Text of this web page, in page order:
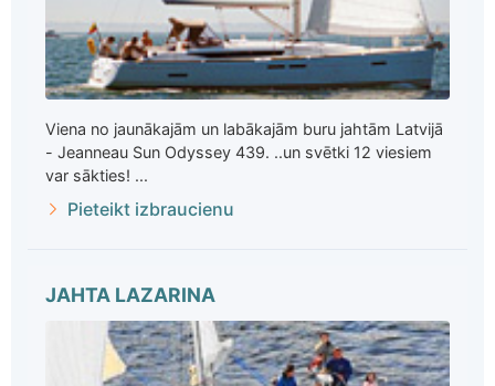
Viena no jaunākajām un labākajām buru jahtām Latvijā
- Jeanneau Sun Odyssey 439. ..un svētki 12 viesiem
var sākties! ...
Pieteikt izbraucienu
JAHTA LAZARINA